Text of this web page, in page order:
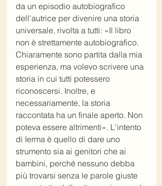
da un episodio autobiografico
dell'autrice per divenire una storia
universale, rivolta a tutti: «Il libro
non è strettamente autobiografico.
Chiaramente sono partita dalla mia
esperienza, ma volevo scrivere una
storia in cui tutti potessero
riconoscersi. Inoltre, e
necessariamente, la storia
raccontata ha un finale aperto. Non
poteva essere altrimenti». L'intento
di Ierma è quello di dare uno
strumento sia ai genitori che ai
bambini, perché nessuno debba
più trovarsi senza le parole giuste